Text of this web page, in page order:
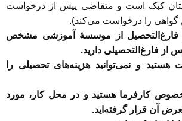
کبک است و متقاضی پیش از درخواست
گواهی را درخواست می‌کند).
فارغ‌التحصیل از موسسۀ آموزشی مشخص
از فارغ‌التحصیلی دارید.
و نمی‌توانید هزینه‌های تحصیلی را
کارفرما هستید و در محل کار، مورد
آن قرار گرفته‌اید.